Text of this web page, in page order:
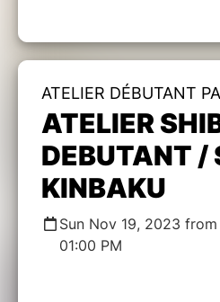
ATELIER DÉBUTANT
ATELIER
DEBUTANT /
KINBAKU
Sun Nov 19, 2023
01:00 PM